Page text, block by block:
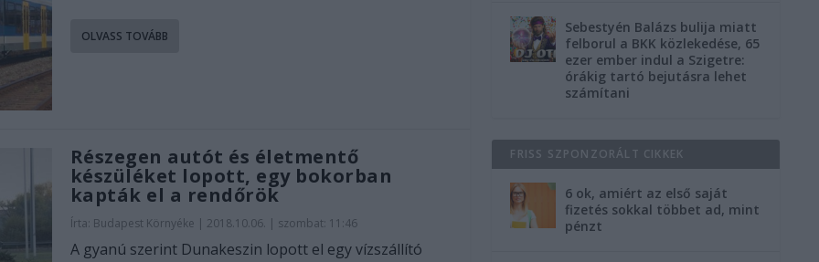
OLVASS TOVÁBB
Részegen autót és életmentő
készüléket lopott, egy bokorban
kapták el a rendőrök
Írta: Budapest Környéke | 2018.10.06. | szombat: 11:46
A gyanú szerint Dunakeszin lopott el egy vízszállító
Sebestyén Balázs bulija miatt
felborul a BKK közlekedése, 65
ezer ember indul a Szigetre:
órákig tartó bejutásra lehet
számítani
FRISS SZPONZORÁLT CIKKEK
6 ok, amiért az első saját
fizetés sokkal többet ad, mint
pénzt